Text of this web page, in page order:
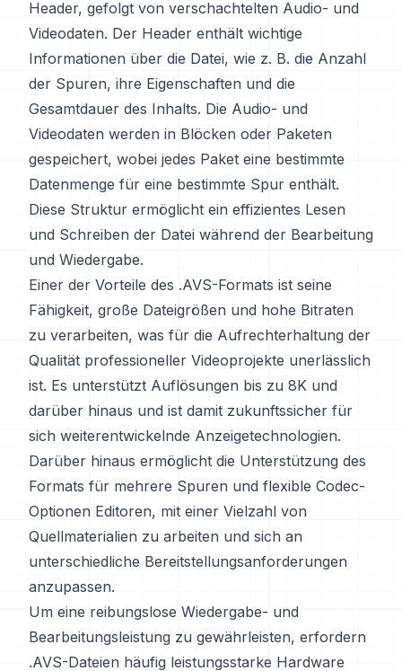
Header, gefolgt von verschachtelten Audio- und
Videodaten. Der Header enthält wichtige
Informationen über die Datei, wie z. B. die Anzahl
der Spuren, ihre Eigenschaften und die
Gesamtdauer des Inhalts. Die Audio- und
Videodaten werden in Blöcken oder Paketen
gespeichert, wobei jedes Paket eine bestimmte
Datenmenge für eine bestimmte Spur enthält.
Diese Struktur ermöglicht ein effizientes Lesen
und Schreiben der Datei während der Bearbeitung
und Wiedergabe.
Einer der Vorteile des .AVS-Formats ist seine
Fähigkeit, große Dateigrößen und hohe Bitraten
zu verarbeiten, was für die Aufrechterhaltung der
Qualität professioneller Videoprojekte unerlässlich
ist. Es unterstützt Auflösungen bis zu 8K und
darüber hinaus und ist damit zukunftssicher für
sich weiterentwickelnde Anzeigetechnologien.
Darüber hinaus ermöglicht die Unterstützung des
Formats für mehrere Spuren und flexible Codec-
Optionen Editoren, mit einer Vielzahl von
Quellmaterialien zu arbeiten und sich an
unterschiedliche Bereitstellungsanforderungen
anzupassen.
Um eine reibungslose Wiedergabe- und
Bearbeitungsleistung zu gewährleisten, erfordern
.AVS-Dateien häufig leistungsstarke Hardware